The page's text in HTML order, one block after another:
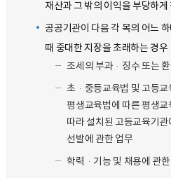
재산과 그 밖의 이익을 부당하
공공기관이 다음 각 목의 어느
때 중대한 지장을 초래하는 경우
조세의 부과·징수 또는
초·중등교육법 및 고등교
평생교육법에 따른 평생교
따라 설치된 고등교육기
선발에 관한 업무
학력·기능 및 채용에 관